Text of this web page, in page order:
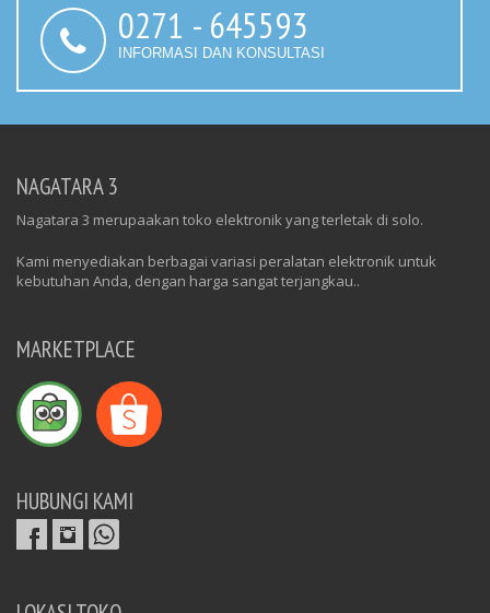
0271 - 645593
INFORMASI DAN KONSULTASI
NAGATARA 3
Nagatara 3 merupaakan toko elektronik yang terletak di solo.
Kami menyediakan berbagai variasi peralatan elektronik untuk
kebutuhan Anda, dengan harga sangat terjangkau..
MARKETPLACE
HUBUNGI KAMI